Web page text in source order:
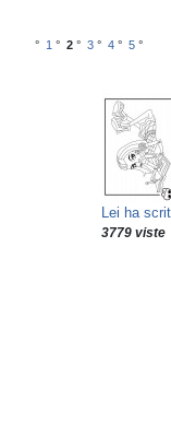
° 1 ° 2 ° 3° 4° 5°
Lei ha
3779 viste